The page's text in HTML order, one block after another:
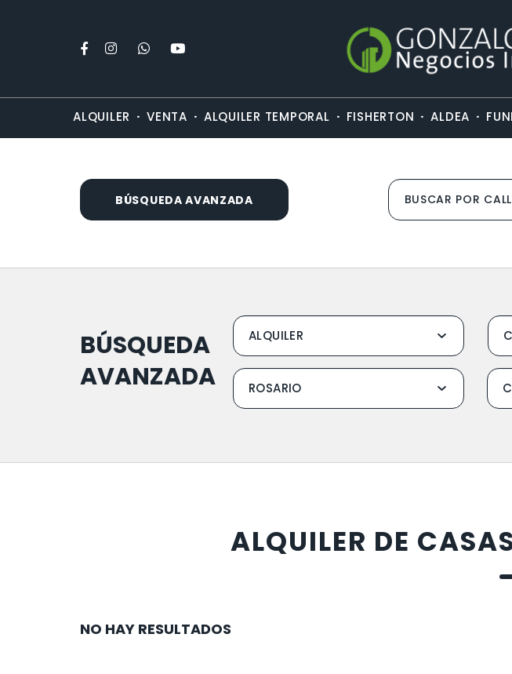
ALQUILER · VENTA · ALQUILER TEMPORAL · FISHERTON · ALDEA ·
BÚSQUEDA AVANZADA
BÚSQUEDA
AVANZADA
ALQUILER DE
NO HAY RESULTADOS